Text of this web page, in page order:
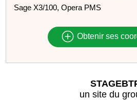
Sage X3/100, Opera PMS
Obtenir ses
un site du